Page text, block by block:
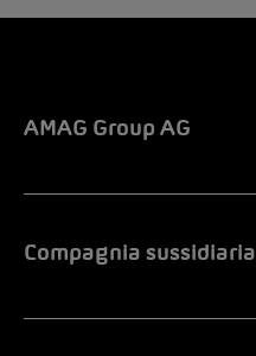
AMAG Group AG
Compagnia sussidiaria